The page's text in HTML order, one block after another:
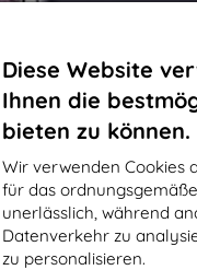
Diese Website
Ihnen die
bieten zu können.
Wir verwenden Cookies
für das
unerlässlich, während
Datenverkehr zu
zu personalisieren.